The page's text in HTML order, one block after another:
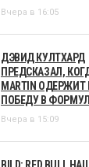
Вчера в 16:05
ДЭВИД КУЛТХАРД
ПРЕДСКАЗАЛ,
MARTIN
ПОБЕДУ В
Вчера в 15:09